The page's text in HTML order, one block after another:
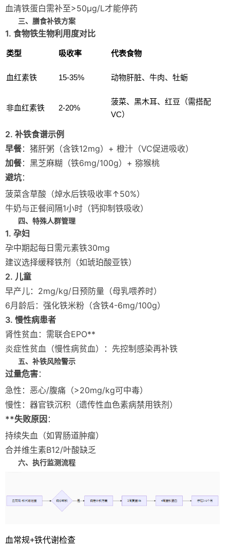
血清铁蛋白需补至>50μg/L才能停药
三、膳食补铁方案
1. 食物铁生物利用度对比
类型 吸收率 代表食物
血红素铁 15-35% 动物肝脏、牛肉、牡蛎
非血红素铁 2-20%
菠菜、黑木耳、红豆（需搭配
VC）
2. 补铁食谱示例
早餐：猪肝粥（含铁12mg）+ 橙汁（VC促进吸收）
加餐：黑芝麻糊（铁6mg/100g）+ 猕猴桃
避坑：
菠菜含草酸（焯水后铁吸收率↑50%）
牛奶与正餐间隔1小时（钙抑制铁吸收）
四、特殊人群管理
1. 孕妇
孕中期起每日需元素铁30mg
建议选择缓释铁剂（如琥珀酸亚铁）
2. 儿童
早产儿：2mg/kg/日预防量（母乳喂养时）
6月龄后：强化铁米粉（含铁4-6mg/100g）
3. 慢性病患者
肾性贫血：需联合EPO**
炎症性贫血（慢性病贫血）：先控制感染再补铁
五、补铁风险警示
过量危害：
急性：恶心/腹痛（>20mg/kg可中毒）
慢性：器官铁沉积（遗传性血色素病禁用铁剂）
**失败原因 ：
持续失血（如胃肠道肿瘤）
合并维生素B12/叶酸缺乏
六、执行监测流程
血常规+铁代谢检查